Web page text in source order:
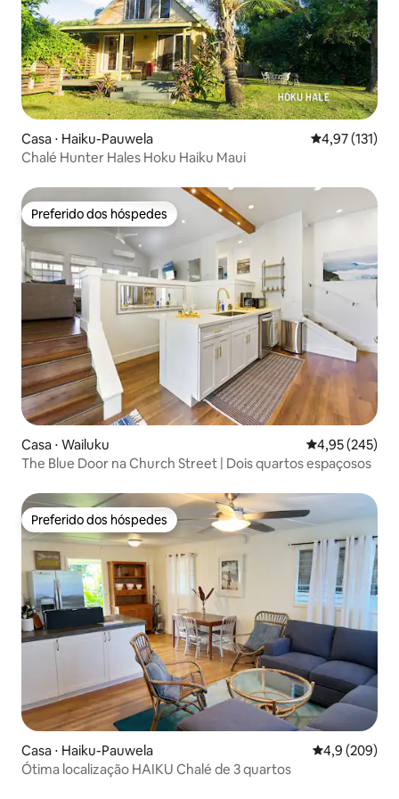
Casa ⋅ Haiku-Pauwela 4,97 de uma
4,97 (131)
Chalé Hunter Hales Hoku Haiku Maui
Preferido dos hóspedes
Preferido dos hóspedes
Casa ⋅ Wailuku 4,95 de uma
4,95 (245)
The Blue Door na Church Street | Dois quartos espaçosos
Preferido dos hóspedes
Preferido dos hóspedes
Casa ⋅ Haiku-Pauwela 4,9 de uma
4,9 (209)
Ótima localização HAIKU Chalé de 3 quartos